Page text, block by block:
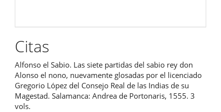
Citas
Alfonso el Sabio. Las siete partidas del sabio rey don
Alonso el nono, nuevamente glosadas por el licenciado
Gregorio López del Consejo Real de las Indias de su
Magestad. Salamanca: Andrea de Portonaris, 1555. 3
vols.